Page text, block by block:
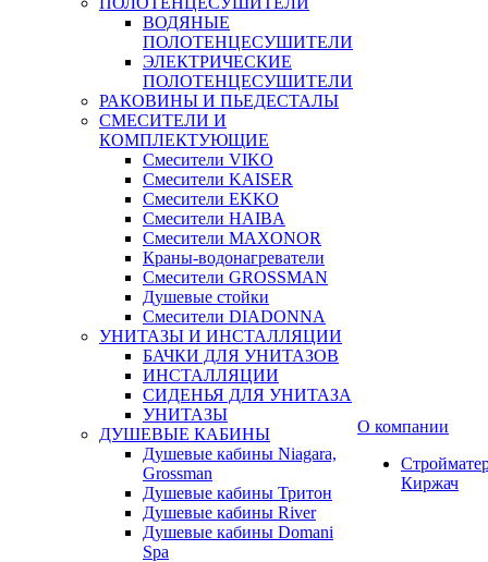
ВОДЯНЫЕ
ПОЛОТЕНЦЕСУШИТЕЛИ
ЭЛЕКТРИЧЕСКИЕ
ПОЛОТЕНЦЕСУШИТЕЛИ
РАКОВИНЫ И ПЬЕДЕСТАЛЫ
СМЕСИТЕЛИ И
КОМПЛЕКТУЮЩИЕ
Смесители VIKO
Смесители KAISER
Смесители EKKO
Смесители HAIBA
Смесители MAXONOR
Краны-водонагреватели
Смесители GROSSMAN
Душевые стойки
Смесители DIADONNA
УНИТАЗЫ И ИНСТАЛЛЯЦИИ
БАЧКИ ДЛЯ УНИТАЗОВ
ИНСТАЛЛЯЦИИ
СИДЕНЬЯ ДЛЯ УНИТАЗА
УНИТАЗЫ
ДУШЕВЫЕ КАБИНЫ
Душевые кабины Niagara,
Grossman
Душевые кабины Тритон
Душевые кабины River
Душевые кабины Domani
Spa
О компании
Киржач